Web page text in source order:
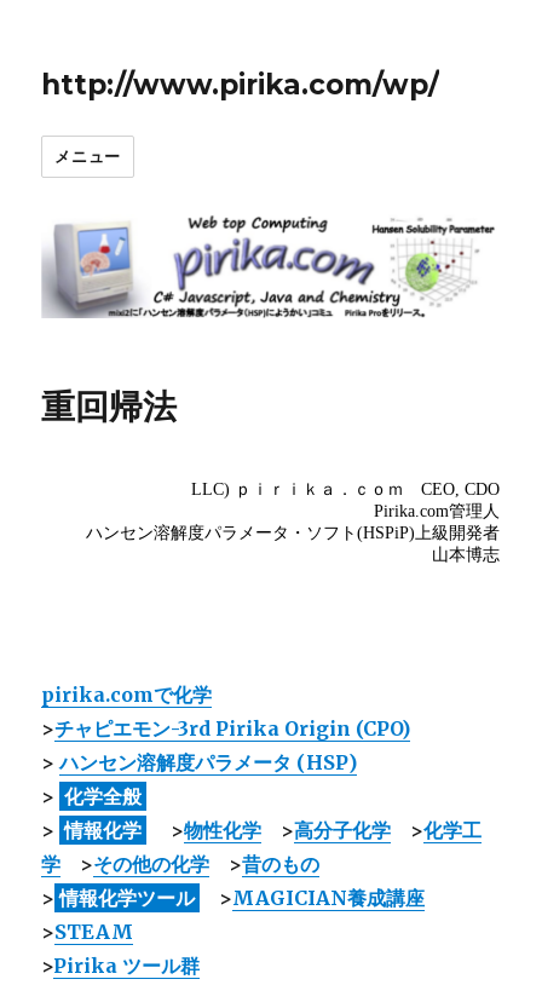
http://www.pirika.com/wp/
メニュー
重回帰法
pirika.comで化学
>チャピエモン-3rd Pirika Origin (CPO)
>ハンセン溶解度パラメータ (HSP)
> 化学全般
> 情報化学 >物性化学 >高分子化学 >化学工
学 >その他の化学 >昔のもの
> 情報化学ツール >MAGICIAN養成講座
>STEAM
>Pirika ツール群